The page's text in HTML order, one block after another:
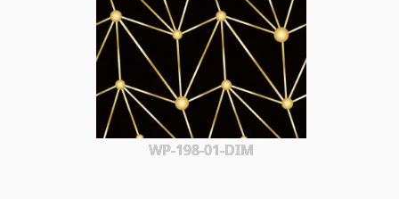
WP-198-01-DIM